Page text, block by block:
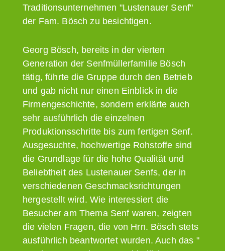
Traditionsunternehmen "Lustenauer Senf"
der Fam. Bösch zu besichtigen.
Georg Bösch, bereits in der vierten
Generation der Senfmüllerfamilie Bösch
tätig, führte die Gruppe durch den Betrieb
und gab nicht nur einen Einblick in die
Firmengeschichte, sondern erklärte auch
sehr ausführlich die einzelnen
Produktionsschritte bis zum fertigen Senf.
Ausgesuchte, hochwertige Rohstoffe sind
die Grundlage für die hohe Qualität und
Beliebtheit des Lustenauer Senfs, der in
verschiedenen Geschmacksrichtungen
hergestellt wird. Wie interessiert die
Besucher am Thema Senf waren, zeigten
die vielen Fragen, die von Hrn. Bösch stets
ausführlich beantwortet wurden. Auch das "